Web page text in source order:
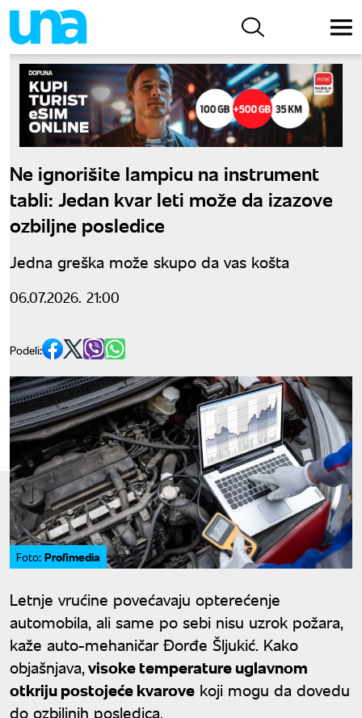
Ne ignorišite lampicu na instrument
tabli: Jedan kvar leti može da izazove
ozbiljne posledice
Jedna greška može skupo da vas košta
06.07.2026. 21:00
Podeli:
Foto: Profimedia
Letnje vrućine povećavaju opterećenje
automobila, ali same po sebi nisu uzrok požara,
kaže auto-mehaničar Đorđe Šljukić. Kako
objašnjava,visoke temperature uglavnom
otkriju postojeće kvarove koji mogu da dovedu
do ozbiljnih posledica.